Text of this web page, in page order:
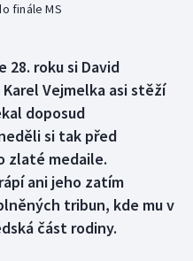
finále MS
28. roku si David
Vejmelka asi stěží
doposud
si tak před
zlaté medaile.
ani jeho zatím
tribun, kde mu v
část rodiny.